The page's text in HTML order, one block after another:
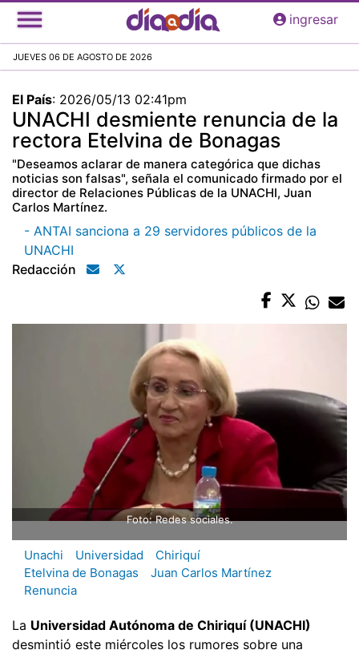
Pasar
al
principal
ingresar
JUEVES 06 DE AGOSTO DE 2026
El País: 2026/05/13 02:41pm
UNACHI desmiente renuncia de la
rectora Etelvina de Bonagas
"Deseamos aclarar de manera categórica que dichas
noticias son falsas", señala el comunicado firmado por el
director de Relaciones Públicas de la UNACHI, Juan
Carlos Martínez.
- ANTAI sanciona a 29 servidores públicos de la
UNACHI
Redacción
Foto: Redes sociales.
Unachi Universidad
Chiriquí
Etelvina de Bonagas
Juan Carlos Martínez
Renuncia
La Universidad Autónoma de Chiriquí (UNACHI)
desmintió este miércoles los rumores sobre una